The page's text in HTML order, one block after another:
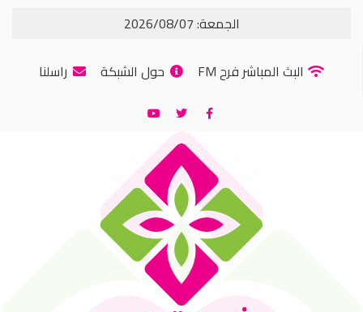
الجمعة: 2026/08/07
البث المباشر فرح FM
حول الشبكة راسلنا